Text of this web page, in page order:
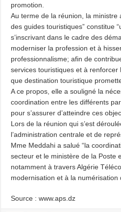
promotion.
Au terme de la réunion, la ministre
des guides touristiques” constitue
s’inscrivant dans le cadre des
moderniser la profession et à
professionnalisme; afin de
services touristiques et à renforcer
que destination touristique
A ce propos, elle a souligné la
coordination entre les différents
pour s’assurer d’atteindre ces
Lors de la réunion qui s’est
l’administration centrale et de
Mme Meddahi a salué “la
secteur et le ministère de la Poste
notamment à travers Algérie
modernisation et à la numérisation
Source : www.aps.dz